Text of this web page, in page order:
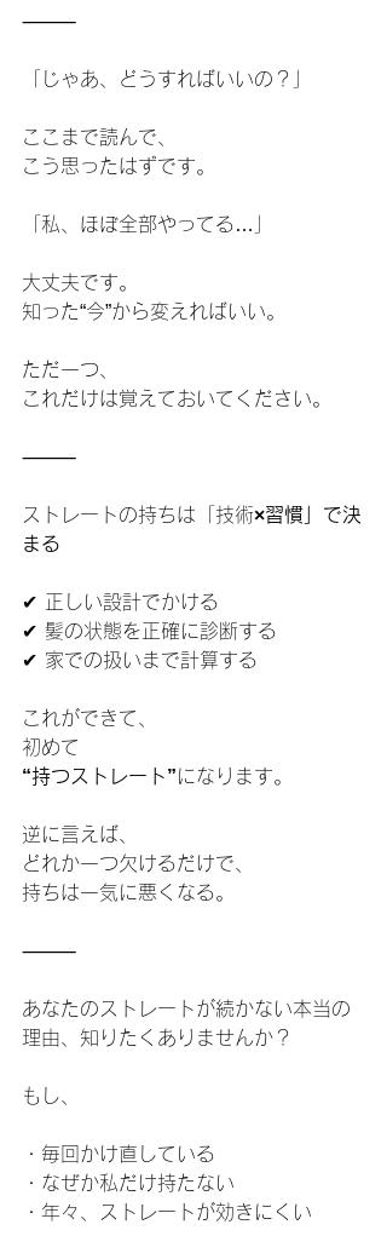
⸻
「じゃあ、どうすればいいの？」
ここまで読んで、
こう思ったはずです。
「私、ほぼ全部やってる…」
大丈夫です。
知った“今”から変えればいい。
ただ一つ、
これだけは覚えておいてください。
⸻
ストレートの持ちは「技術×習慣」で決
まる
✔ 正しい設計でかける
✔ 髪の状態を正確に診断する
✔ 家での扱いまで計算する
これができて、
初めて
“持つストレート”になります。
逆に言えば、
どれか一つ欠けるだけで、
持ちは一気に悪くなる。
⸻
あなたのストレートが続かない本当の
理由、知りたくありませんか？
もし、
・毎回かけ直している
・なぜか私だけ持たない
・年々、ストレートが効きにくい